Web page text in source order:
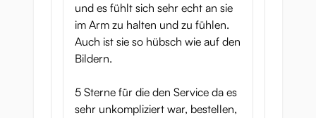
und es fühlt sich sehr echt an sie
im Arm zu halten und zu fühlen.
Auch ist sie so hübsch wie auf den
Bildern.
5 Sterne für die den Service da es
sehr unkompliziert war, bestellen,